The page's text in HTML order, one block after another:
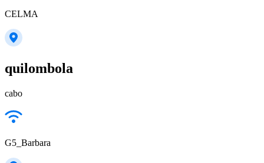
CELMA
quilombola
cabo
G5_Barbara